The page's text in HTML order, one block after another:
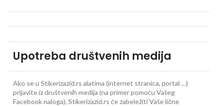
Upotreba društvenih medija
Ako se u Stikerizazid.rs alatima (internet stranica, portal …)
prijavite iz društvenih medija (na primer pomoću Vašeg
Facebook naloga), Stikerizazid.rs će zabeležiti Vaše lične